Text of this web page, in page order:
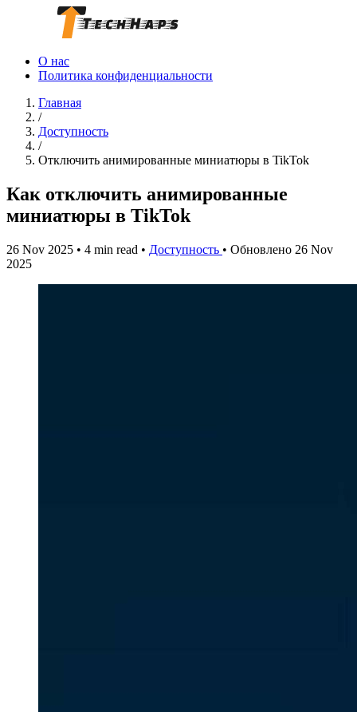
О нас
Политика конфиденциальности
Главная
/
Доступность
/
Отключить анимированные миниатюры в TikTok
Как отключить анимированные
миниатюры в TikTok
26 Nov 2025 • 4 min read • Доступность • Обновлено 26 Nov
2025